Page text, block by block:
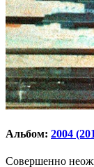
Альбом: 2004
Совершенно